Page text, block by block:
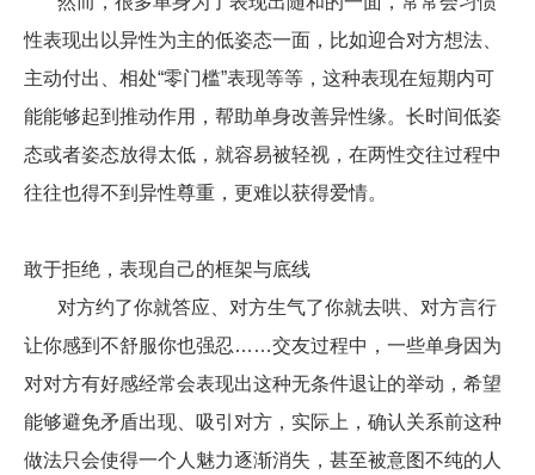
性表现出以异性为主的低姿态一面，比如迎合对方想法、
主动付出、相处“零门槛”表现等等，这种表现在短期内可
能能够起到推动作用，帮助单身改善异性缘。长时间低姿
态或者姿态放得太低，就容易被轻视，在两性交往过程中
往往也得不到异性尊重，更难以获得爱情。
敢于拒绝，表现自己的框架与底线
对方约了你就答应、对方生气了你就去哄、对方言行
让你感到不舒服你也强忍……交友过程中，一些单身因为
对对方有好感经常会表现出这种无条件退让的举动，希望
能够避免矛盾出现、吸引对方，实际上，确认关系前这种
做法只会使得一个人魅力逐渐消失，甚至被意图不纯的人